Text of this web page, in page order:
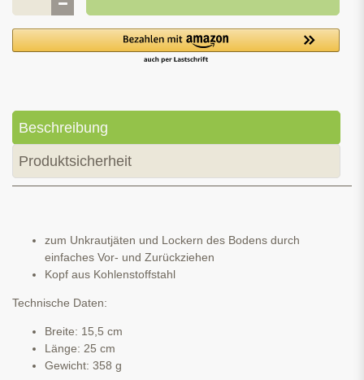
Beschreibung
Produktsicherheit
zum Unkrautjäten und Lockern des Bodens durch
einfaches Vor- und Zurückziehen
Kopf aus Kohlenstoffstahl
Technische Daten:
Breite: 15,5 cm
Länge: 25 cm
Gewicht: 358 g